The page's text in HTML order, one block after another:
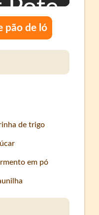
pão de ló
de trigo
em pó